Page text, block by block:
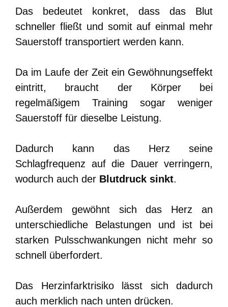
Das bedeutet konkret, dass das Blut
schneller fließt und somit auf einmal mehr
Sauerstoff transportiert werden kann.
Da im Laufe der Zeit ein Gewöhnungseffekt
eintritt, braucht der Körper bei
regelmäßigem Training sogar weniger
Sauerstoff für dieselbe Leistung.
Dadurch kann das Herz seine
Schlagfrequenz auf die Dauer verringern,
wodurch auch der Blutdruck sinkt.
Außerdem gewöhnt sich das Herz an
unterschiedliche Belastungen und ist bei
starken Pulsschwankungen nicht mehr so
schnell überfordert.
Das Herzinfarktrisiko lässt sich dadurch
auch merklich nach unten drücken.